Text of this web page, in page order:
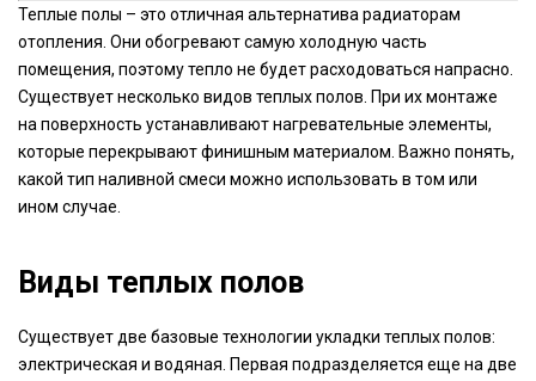
Теплые полы – это отличная альтернатива радиаторам
отопления. Они обогревают самую холодную часть
помещения, поэтому тепло не будет расходоваться напрасно.
Существует несколько видов теплых полов. При их монтаже
на поверхность устанавливают нагревательные элементы,
которые перекрывают финишным материалом. Важно понять,
какой тип наливной смеси можно использовать в том или
ином случае.
Виды теплых полов
Существует две базовые технологии укладки теплых полов:
электрическая и водяная. Первая подразделяется еще на две